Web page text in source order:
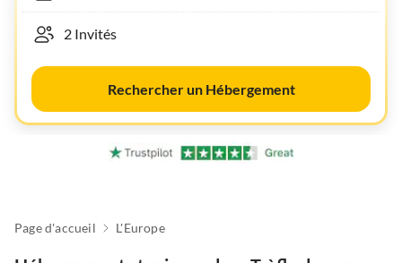
Rechercher un Hébergement
Page d'accueil L'Europe